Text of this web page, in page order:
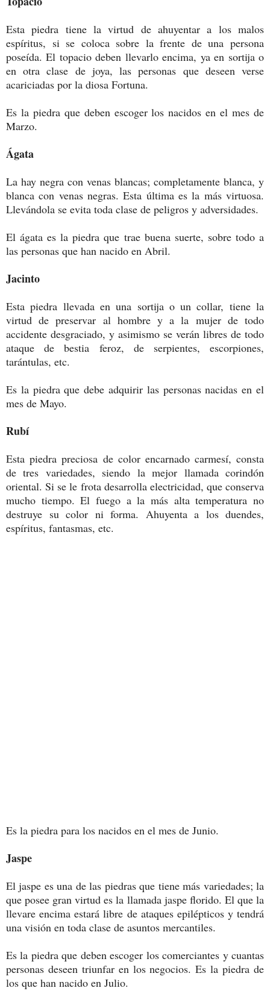
Esta piedra tiene la virtud de ahuyentar a los malos
espíritus, si se coloca sobre la frente de una persona
poseída. El topacio deben llevarlo encima, ya en sortija o
en otra clase de joya, las personas que deseen verse
acariciadas por la diosa Fortuna.
Es la piedra que deben escoger los nacidos en el mes de
Marzo.
Ágata
La hay negra con venas blancas; completamente blanca, y
blanca con venas negras. Esta última es la más virtuosa.
Llevándola se evita toda clase de peligros y adversidades.
El ágata es la piedra que trae buena suerte, sobre todo a
las personas que han nacido en Abril.
Jacinto
Esta piedra llevada en una sortija o un collar, tiene la
virtud de preservar al hombre y a la mujer de todo
accidente desgraciado, y asimismo se verán libres de todo
ataque de bestia feroz, de serpientes, escorpiones,
tarántulas, etc.
Es la piedra que debe adquirir las personas nacidas en el
mes de Mayo.
Rubí
Esta piedra preciosa de color encarnado carmesí, consta
de tres variedades, siendo la mejor llamada corindón
oriental. Si se le frota desarrolla electricidad, que conserva
mucho tiempo. El fuego a la más alta temperatura no
destruye su color ni forma. Ahuyenta a los duendes,
espíritus, fantasmas, etc.
Es la piedra para los nacidos en el mes de Junio.
Jaspe
El jaspe es una de las piedras que tiene más variedades; la
que posee gran virtud es la llamada jaspe florido. El que la
llevare encima estará libre de ataques epilépticos y tendrá
una visión en toda clase de asuntos mercantiles.
Es la piedra que deben escoger los comerciantes y cuantas
personas deseen triunfar en los negocios. Es la piedra de
los que han nacido en Julio.